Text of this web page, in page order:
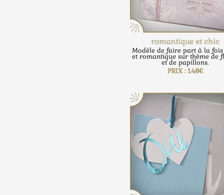
romantique et chic
Modèle de faire part à la
et romantique sur thème de
et de papillons.
PRIX : 1.48€